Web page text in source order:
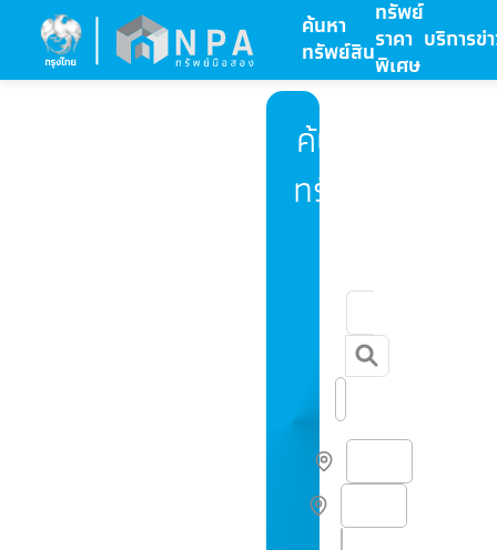
ค้นหา
ทรัพย์สิน
ทรัพย์
ราคา
พิเศษ
บริการข่
ค้นหา
ทรัพย์